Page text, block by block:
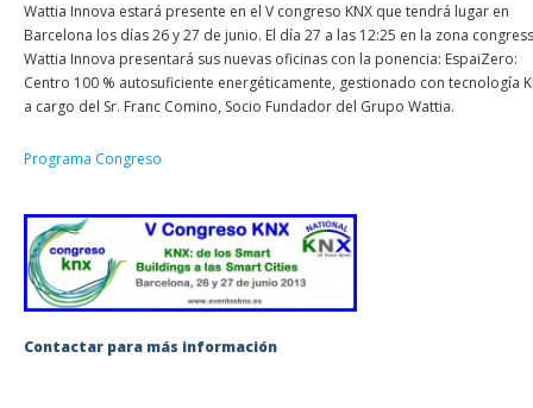
Wattia Innova estará presente en el V congreso KNX que tendrá lugar en
Barcelona los días 26 y 27 de junio. El día 27 a las 12:25 en la zona
Wattia Innova presentará sus nuevas oficinas con la ponencia: EspaiZero:
Centro 100 % autosuficiente energéticamente, gestionado con tecnología
a cargo del Sr. Franc Comino, Socio Fundador del Grupo Wattia.
Programa Congreso
Contactar para más información